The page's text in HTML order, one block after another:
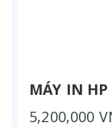
MÁY IN HP
5,200,000